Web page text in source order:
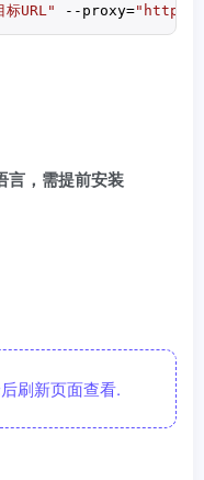
标URL" --proxy="http://
言，需提前安装
刷新页面查看.